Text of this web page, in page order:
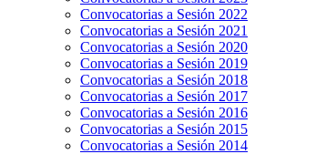
Convocatorias a Sesión 2022
Convocatorias a Sesión 2021
Convocatorias a Sesión 2020
Convocatorias a Sesión 2019
Convocatorias a Sesión 2018
Convocatorias a Sesión 2017
Convocatorias a Sesión 2016
Convocatorias a Sesión 2015
Convocatorias a Sesión 2014